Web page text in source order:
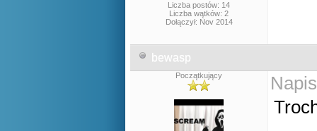
Liczba postów: 14
Liczba wątków: 2
Dołączył: Nov 2014
bewasp
Początkujący